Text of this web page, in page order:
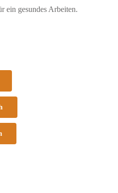
ein gesundes Arbeiten.